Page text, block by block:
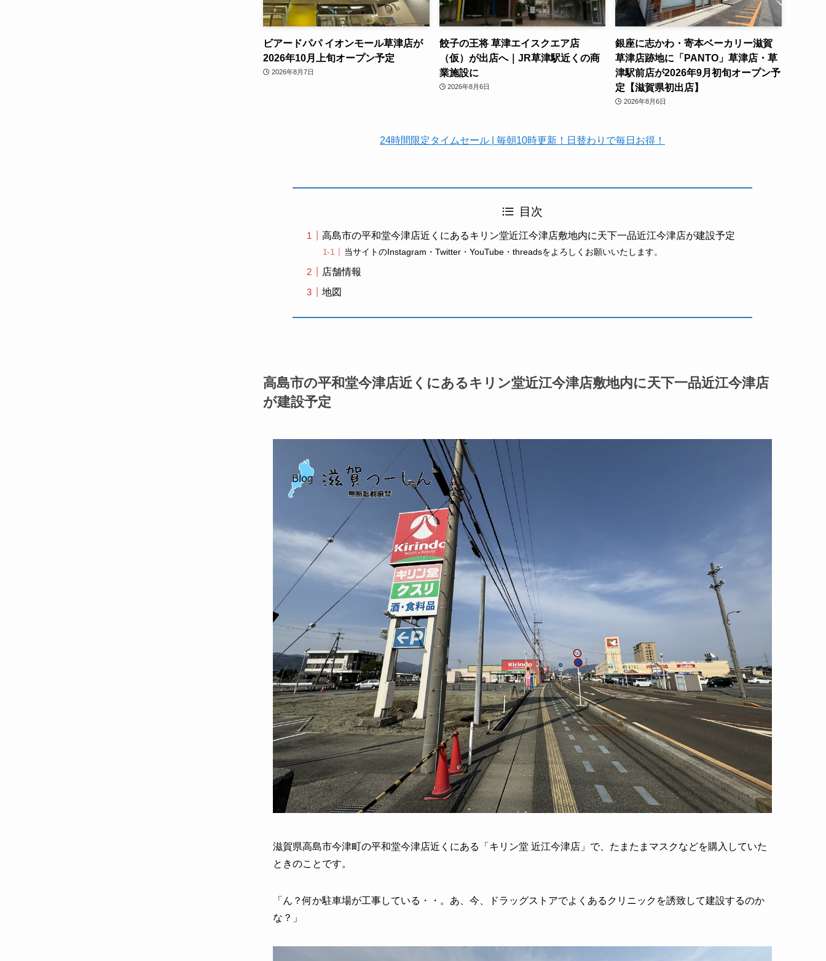
ビアードパパ イオンモール草津店が
2026年10月上旬オープン予定
2026年8月7日
餃子の王将 草津エイスクエア店
（仮）が出店へ｜JR草津駅近くの商
業施設に
2026年8月6日
銀座に志かわ・寄本ベーカリー滋賀
草津店跡地に「PANTO」草津店・草
津駅前店が2026年9月初旬オープン予
定【滋賀県初出店】
2026年8月6日
24時間限定タイムセール | 毎朝10時更新！日替わりで毎日お得！
目次
高島市の平和堂今津店近くにあるキリン堂近江今津店敷地内に天下一品近江今津店が建設予定
当サイトのInstagram・Twitter・YouTube・threadsをよろしくお願いいたします。
店舗情報
地図
高島市の平和堂今津店近くにあるキリン堂近江今津店敷地内に天下一品近江今津店
が建設予定
滋賀県高島市今津町の平和堂今津店近くにある「キリン堂 近江今津店」で、たまたまマスクなどを購入していた
ときのことです。
「ん？何か駐車場が工事している・・。あ、今、ドラッグストアでよくあるクリニックを誘致して建設するのか
な？」